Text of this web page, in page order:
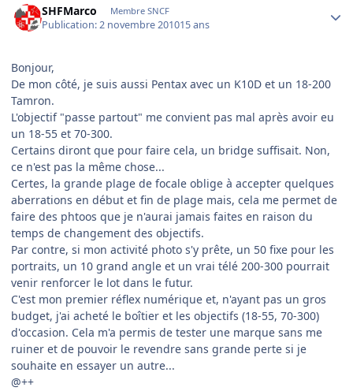
SHFMarco Membre SNCF
Publication:2 novembre 201015 ans
Bonjour,
De mon côté, je suis aussi Pentax avec un K10D et un 18-200
Tamron.
L'objectif "passe partout" me convient pas mal après avoir eu
un 18-55 et 70-300.
Certains diront que pour faire cela, un bridge suffisait. Non,
ce n'est pas la même chose...
Certes, la grande plage de focale oblige à accepter quelques
aberrations en début et fin de plage mais, cela me permet de
faire des phtoos que je n'aurai jamais faites en raison du
temps de changement des objectifs.
Par contre, si mon activité photo s'y prête, un 50 fixe pour les
portraits, un 10 grand angle et un vrai télé 200-300 pourrait
venir renforcer le lot dans le futur.
C'est mon premier réflex numérique et, n'ayant pas un gros
budget, j'ai acheté le boîtier et les objectifs (18-55, 70-300)
d'occasion. Cela m'a permis de tester une marque sans me
ruiner et de pouvoir le revendre sans grande perte si je
souhaite en essayer un autre...
@++